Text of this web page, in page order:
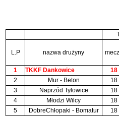
L.P nazwa drużyny
1
TKKF Dankowice 18
2
Mur - Beton 18
3
Naprzód Tyłowice 18
4
Młodzi Wilcy 18
5
DobreChłopaki - Bomatur 18